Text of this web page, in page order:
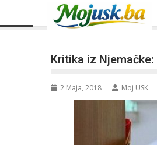
Kritika iz
2 Maja, 2018 Moj USK